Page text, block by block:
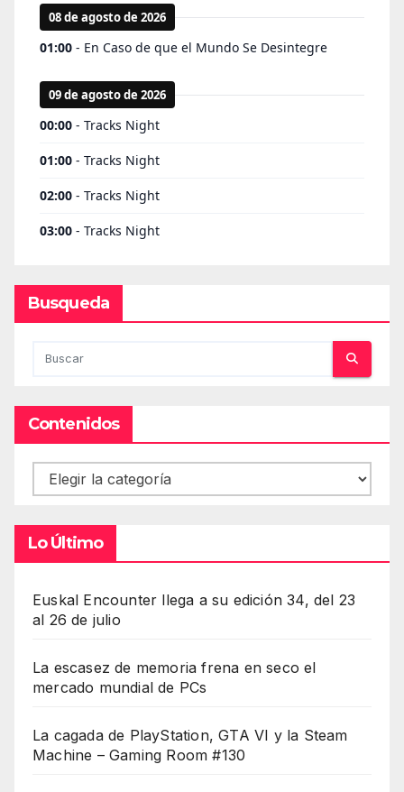
Busqueda
Contenidos
Contenidos
Lo Último
Euskal Encounter llega a su edición 34, del 23
al 26 de julio
La escasez de memoria frena en seco el
mercado mundial de PCs
La cagada de PlayStation, GTA VI y la Steam
Machine – Gaming Room #130